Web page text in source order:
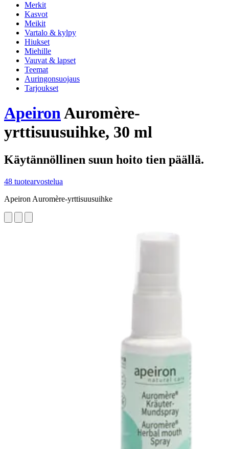
Merkit
Kasvot
Meikit
Vartalo & kylpy
Hiukset
Miehille
Vauvat & lapset
Teemat
Auringonsuojaus
Tarjoukset
ApeironAuromère-
yrttisuusuihke, 30 ml
Käytännöllinen suun hoito tien päällä.
48 tuotearvostelua
Apeiron Auromère-yrttisuusuihke